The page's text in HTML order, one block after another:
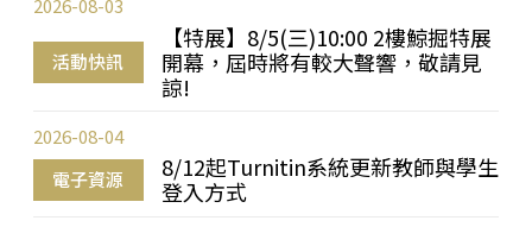
活動快訊
【特展】8/5(三)10:00 2樓鯨掘特展
開幕，屆時將有較大聲響，敬請見
諒!
2026-08-03
電子資源
8/12起Turnitin系統更新教師與學生
登入方式
2026-08-04